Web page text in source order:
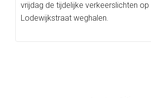
vrijdag de tijdelijke verkeerslichten op
Lodewijkstraat weghalen.